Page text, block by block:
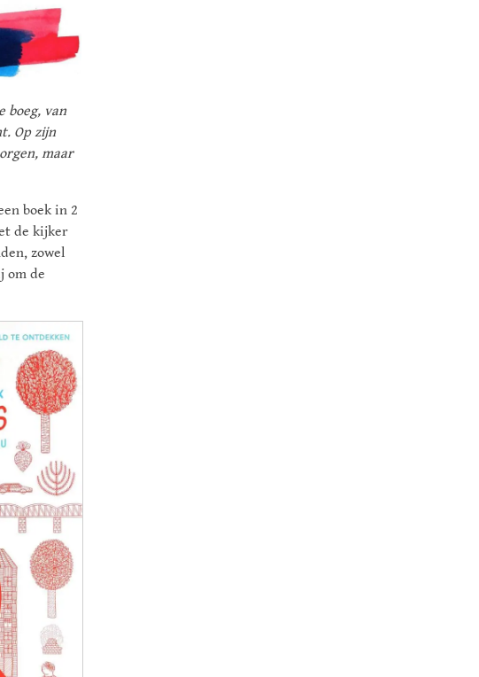
boeg, van
Op zijn
maar
boek in 2
de kijker
zowel
om de